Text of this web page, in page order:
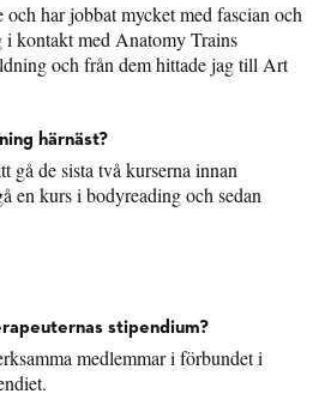
och har jobbat mycket med fascian och
kontakt med Anatomy Trains
och från dem hittade jag till Art
härnäst?
gå de sista två kurserna innan
en kurs i bodyreading och sedan
stipendium?
medlemmar i förbundet i